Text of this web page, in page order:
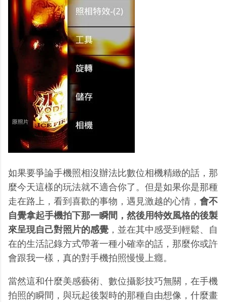
如果要爭論手機照相沒辦法比數位相機精緻的話，那
麼今天這樣的玩法就不適合你了。但是如果你是那種
走在路上，看到喜歡的事物，遇見激越的心情， 會不
自覺拿起手機拍下那一瞬間，然後用特效風格的後製
來呈現自己對照片的感覺 ，並在其中感受到輕鬆、自
在的生活記錄方式帶著一種小確幸的話，那麼你或許
會跟我一樣，真的對手機拍照慢慢上癮。
當然這和什麼美感藝術、數位攝影技巧無關，在手機
拍照的瞬間，與玩起後製時的那種自由想像，什麼畫